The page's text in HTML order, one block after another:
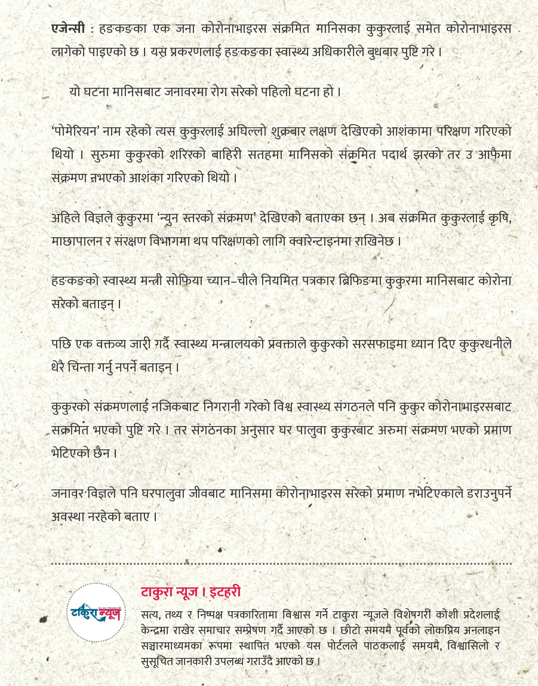
एजेन्सी: हङकङका एक जना कोरोनाभाइरस संक्रमित मानिसका कुकुरलाई समेत कोरोनाभाइरस
लागेको पाइएको छ । यस प्रकरणलाई हङकङका स्वास्थ्य अधिकारीले बुधबार पुष्टि गरे ।
यो घटना मानिसबाट जनावरमा रोग सरेको पहिलो घटना हो ।
‘पोमेरियन’ नाम रहेको त्यस कुकुरलाई अघिल्लो शुक्रबार लक्षण देखिएको आशंकामा परिक्षण गरिएको
थियो । सुरुमा कुकुरको शरिरको बाहिरी सतहमा मानिसको संक्रमित पदार्थ झरको तर उ आफैमा
संक्रमण नभएको आशंका गरिएको थियो ।
अहिले विज्ञले कुकुरमा ‘न्युन स्तरको संक्रमण’ देखिएको बताएका छन् । अब संक्रमित कुकुरलाई कृषि,
माछापालन र संरक्षण विभागमा थप परिक्षणको लागि क्वारेन्टाइनमा राखिनेछ ।
हङकङको स्वास्थ्य मन्त्री सोफिया च्यान–चीले नियमित पत्रकार ब्रिफिङमा कुकुरमा मानिसबाट कोरोना
सरेको बताइन् ।
पछि एक वक्तव्य जारी गर्दै स्वास्थ्य मन्त्रालयको प्रवक्ताले कुकुरको सरसफाइमा ध्यान दिए कुकुरधनीले
धेरै चिन्ता गर्नु नपर्ने बताइन् ।
कुकुरको संक्रमणलाई नजिकबाट निगरानी गरेको विश्व स्वास्थ्य संगठनले पनि कुकुर कोरोनाभाइरसबाट
सक्रमित भएको पुष्टि गरे । तर संगठनका अनुसार घर पालुवा कुकुरबाट अरुमा संक्रमण भएको प्रमाण
भेटिएको छैन ।
जनावर विज्ञले पनि घरपालुवा जीवबाट मानिसमा कोरोनाभाइरस सरेको प्रमाण नभेटिएकाले डराउनुपर्ने
अवस्था नरहेको बताए ।
टाकुरा न्यूज । इटहरी
सत्य, तथ्य र निष्पक्ष पत्रकारितामा विश्वास गर्ने टाकुरा न्यूजले विशेषगरी कोशी प्रदेशलाई
केन्द्रमा राखेर समाचार सम्प्रेषण गर्दै आएको छ । छोटो समयमै पूर्वको लोकप्रिय अनलाइन
सञ्चारमाध्यमका रूपमा स्थापित भएको यस पोर्टलले पाठकलाई समयमै, विश्वासिलो र
सुसूचित जानकारी उपलब्ध गराउँदै आएको छ ।